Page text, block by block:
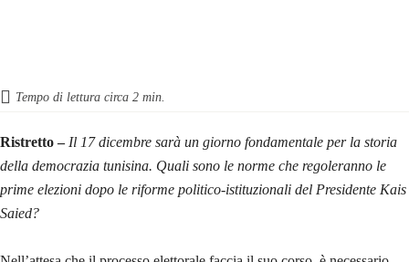
Tempo di lettura circa 2 min.
Ristretto – Il 17 dicembre sarà un giorno fondamentale per la storia
della democrazia tunisina. Quali sono le norme che regoleranno le
prime elezioni dopo le riforme politico-istituzionali del Presidente Kais
Saied?